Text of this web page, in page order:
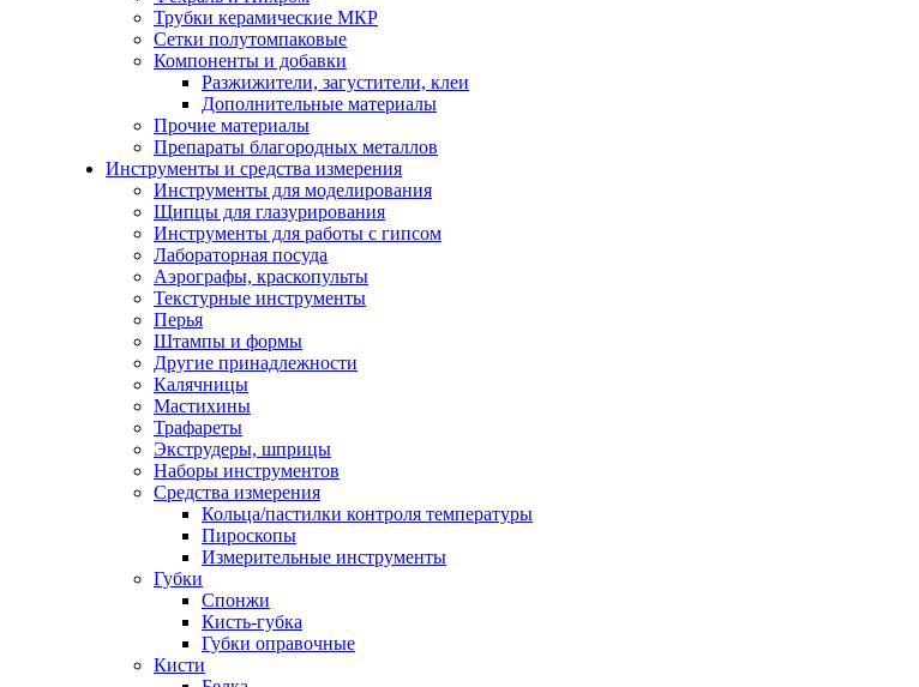
Трубки керамические МКР
Сетки полутомпаковые
Компоненты и добавки
Разжижители, загустители, клеи
Дополнительные материалы
Прочие материалы
Препараты благородных металлов
Инструменты и средства измерения
Инструменты для моделирования
Щипцы для глазурирования
Инструменты для работы с гипсом
Лабораторная посуда
Аэрографы, краскопульты
Текстурные инструменты
Перья
Штампы и формы
Другие принадлежности
Калячницы
Мастихины
Трафареты
Экструдеры, шприцы
Наборы инструментов
Средства измерения
Кольца/пастилки контроля температуры
Пироскопы
Измерительные инструменты
Губки
Спонжи
Кисть-губка
Губки оправочные
Кисти